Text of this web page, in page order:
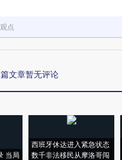
点
文章暂无评论
当局
西班牙休达进入紧急状态
数千非法移民从摩洛哥闯